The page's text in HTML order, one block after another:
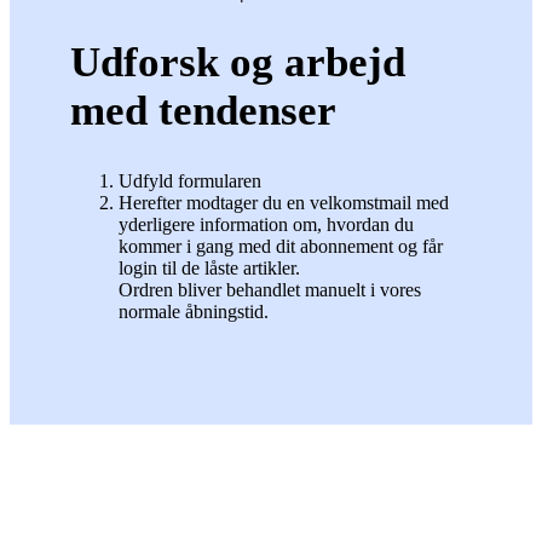
Udforsk og arbejd
med tendenser
Udfyld formularen
Herefter modtager du en velkomstmail med
yderligere information om, hvordan du
kommer i gang med dit abonnement og får
login til de låste artikler.
Ordren bliver behandlet manuelt i vores
normale åbningstid.